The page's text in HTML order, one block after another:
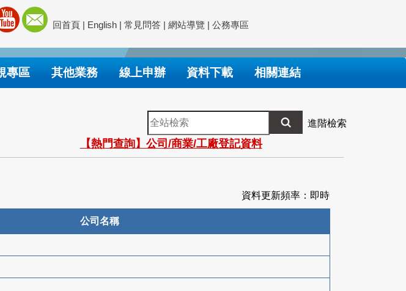
回首頁 | English | 常見問答 | 網站導覽 | 公務專區
專區 其他業務 線上申辦 資料下載 相關連結
全
站
檢
索
進階檢索
【熱門查詢】公司/商業/工廠登記資料
資料更新頻率：即時
公司名稱